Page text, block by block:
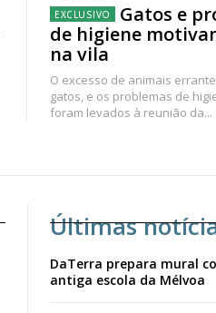
Gatos e
de higiene
na vila
O excesso de animais
gatos, e os problemas de
foram levados à reunião da...
Últimas
DaTerra prepara mural
antiga escola da Mélvoa